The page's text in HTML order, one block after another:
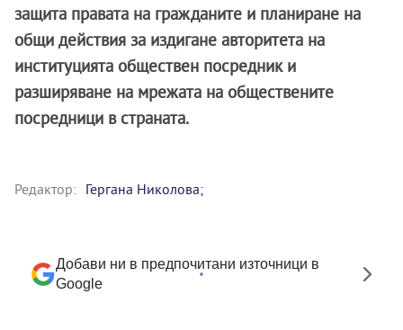
защита правата на гражданите и планиране на
общи действия за издигане авторитета на
институцията обществен посредник и
разширяване на мрежата на обществените
посредници в страната.
Редактор: Гергана Николова;
Добави ни в предпочитани източници в
Google